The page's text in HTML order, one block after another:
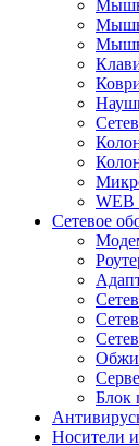
Мышь
Мышь
WEB
Сетевое
Блок
Носители